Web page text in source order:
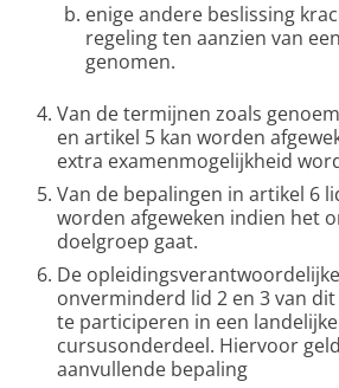
enige andere beslissing
regeling ten aanzien van
genomen.
Van de termijnen zoals
en artikel 5 kan worden
extra examenmogelijkheid
Van de bepalingen in artikel 6
worden afgeweken indien het
doelgroep gaat.
De
onverminderd lid 2 en 3 van
te participeren in een
cursusonderdeel. Hiervoor
aanvullende bepaling